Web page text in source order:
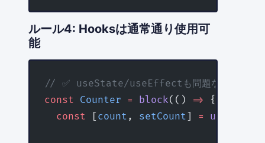
ルール4: Hooksは通常通り使用可
能
// ✅ useState/useEffectも問題なく動作
const Counter = block(() => {
  const
[ count , setCount ] = useState